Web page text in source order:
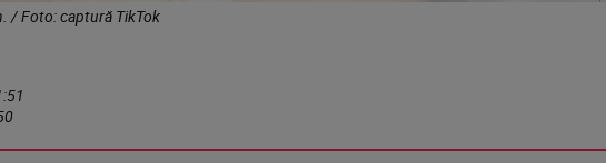
/ Foto: captură TikTok